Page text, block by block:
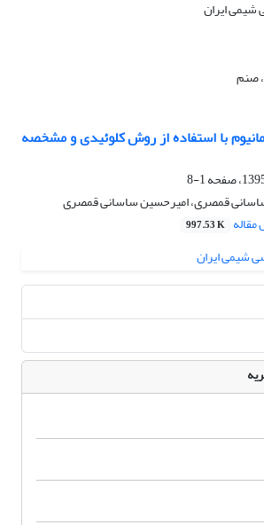
صنم
با استفاده از روش کلوئیدی و مشخصه
1-8
قمصری، امیرحسین ساسانی قمصری
997.53 K